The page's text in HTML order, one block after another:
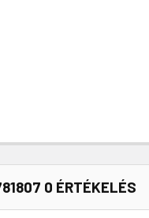
0 ÉRTÉKELÉS